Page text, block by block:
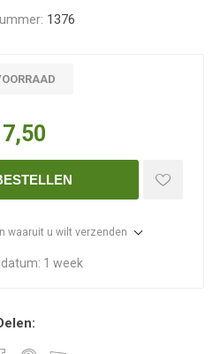
1376
waaruit u wilt verzenden
1 week